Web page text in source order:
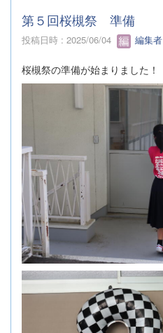
第５回桜槻祭 準備
投稿日時 : 2025/06/04 編集者
桜槻祭の準備が始まりました！